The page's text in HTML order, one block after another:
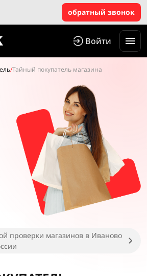
обратный звонок
Войти
/Тайный покупатель магазина
проверки магазинов в Иваново